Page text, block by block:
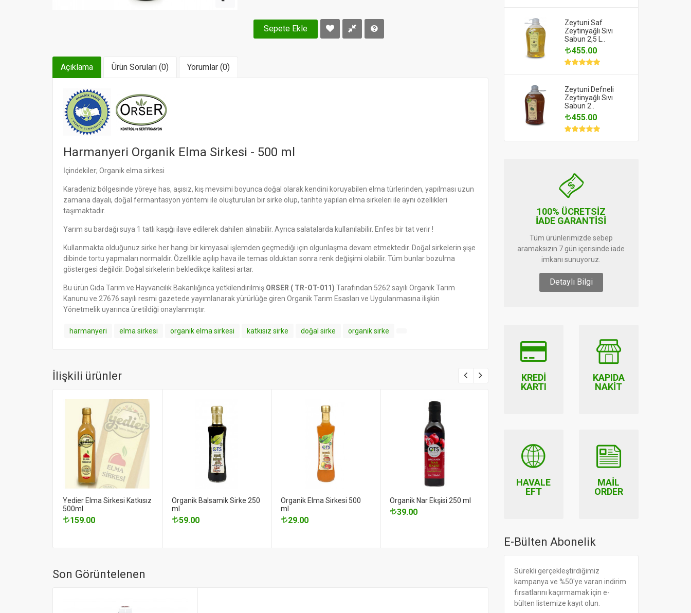
Sepete Ekle
Açıklama Ürün Soruları (0) Yorumlar (0)
Harmanyeri Organik Elma Sirkesi - 500 ml
İçindekiler; Organik elma sirkesi
Karadeniz bölgesinde yöreye has, aşısız, kış mevsimi boyunca doğal olarak kendini koruyabilen elma türlerinden, yapılması uzun
zamana dayalı, doğal fermantasyon yöntemi ile oluşturulan bir sirke olup, tarihte yapılan elma sirkeleri ile aynı özellikleri
taşımaktadır.
Yarım su bardağı suya 1 tatlı kaşığı ilave edilerek dahilen alınabilir. Ayrıca salatalarda kullanılabilir. Enfes bir tat verir !
Kullanmakta olduğunuz sirke her hangi bir kimyasal işlemden geçmediği için olgunlaşma devam etmektedir. Doğal sirkelerin şişe
dibinde tortu yapmaları normaldir. Özellikle açılıp hava ile temas olduktan sonra renk değişimi olabilir. Tüm bunlar bozulma
göstergesi değildir. Doğal sirkelerin bekledikçe kalitesi artar.
Bu ürün Gıda Tarım ve Hayvancılık Bakanlığınca yetkilendirilmiş ORSER ( TR-OT-011) Tarafından 5262 sayılı Organik Tarım
Kanunu ve 27676 sayılı resmi gazetede yayımlanarak yürürlüğe giren Organik Tarım Esasları ve Uygulanmasına ilişkin
Yönetmelik uyarınca üretildiği onaylanmıştır.
harmanyeri elma sirkesi organik elma sirkesi katkısız sirke doğal sirke organik sirke
İlişkili ürünler
Yedier Elma Sirkesi Katkısız
500ml
159.00
Organik Balsamik Sirke 250
ml
59.00
Organik Elma Sirkesi 500
ml
29.00
Organik Nar Ekşisi 250 ml
39.00
Son Görüntelenen
Zeytuni Saf
Zeytinyağlı Sıvı
Sabun 2,5 L..
455.00
Zeytuni Defneli
Zeytinyağlı Sıvı
Sabun 2..
455.00
100% ÜCRETSİZ
İADE GARANTİSİ
Tüm ürünlerimizde sebep
aramaksızın 7 gün içerisinde iade
imkanı sunuyoruz.
Detaylı Bilgi
KREDI
KARTI
KAPIDA
NAKIT
HAVALE
EFT
MAIL
ORDER
E-Bülten Abonelik
Sürekli gerçekleştirdiğimiz
kampanya ve %50'ye varan indirim
fırsatlarını kaçırmamak için e-
bülten listemize kayıt olun.